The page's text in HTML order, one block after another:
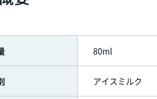
80ml
アイスミルク